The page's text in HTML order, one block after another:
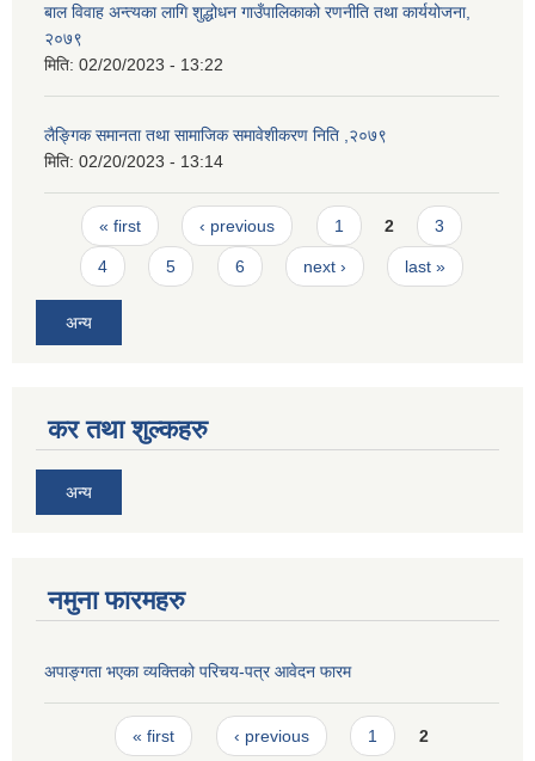
बाल विवाह अन्त्यका लागि शुद्धोधन गाउँपालिकाको रणनीति तथा कार्ययोजना,
२०७९
मिति: 02/20/2023 - 13:22
लैङ्गिक समानता तथा सामाजिक समावेशीकरण निति ,२०७९
मिति: 02/20/2023 - 13:14
Pages
« first ‹ previous 1 2 3
4 5 6 next › last »
अन्य
कर तथा शुल्कहरु
अन्य
नमुना फारमहरु
अपाङ्गता भएका व्यक्तिको परिचय-पत्र आवेदन फारम
Pages« first ‹ previous 1 2